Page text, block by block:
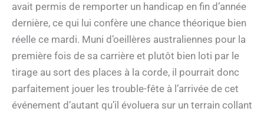
avait permis de remporter un handicap en fin d’année
dernière, ce qui lui confère une chance théorique bien
réelle ce mardi. Muni d’oeillères australiennes pour la
première fois de sa carrière et plutôt bien loti par le
tirage au sort des places à la corde, il pourrait donc
parfaitement jouer les trouble-fête à l’arrivée de cet
événement d’autant qu’il évoluera sur un terrain collant